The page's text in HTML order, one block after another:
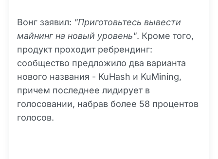
Вонг заявил: "Приготовьтесь вывести
майнинг на новый уровень". Кроме того,
продукт проходит ребрендинг:
сообщество предложило два варианта
нового названия - KuHash и KuMining,
причем последнее лидирует в
голосовании, набрав более 58 процентов
голосов.